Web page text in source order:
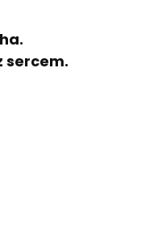
sercem.